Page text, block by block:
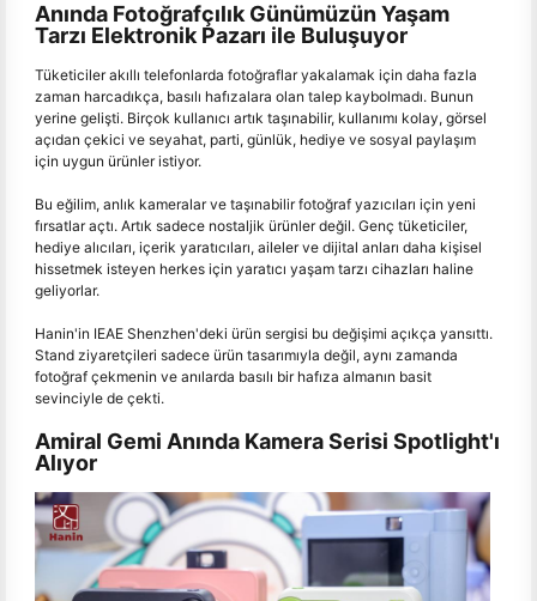
Anında Fotoğrafçılık Günümüzün Yaşam
Tarzı Elektronik Pazarı ile Buluşuyor
Tüketiciler akıllı telefonlarda fotoğraflar yakalamak için daha fazla
zaman harcadıkça, basılı hafızalara olan talep kaybolmadı. Bunun
yerine gelişti. Birçok kullanıcı artık taşınabilir, kullanımı kolay, görsel
açıdan çekici ve seyahat, parti, günlük, hediye ve sosyal paylaşım
için uygun ürünler istiyor.
Bu eğilim, anlık kameralar ve taşınabilir fotoğraf yazıcıları için yeni
fırsatlar açtı. Artık sadece nostaljik ürünler değil. Genç tüketiciler,
hediye alıcıları, içerik yaratıcıları, aileler ve dijital anları daha kişisel
hissetmek isteyen herkes için yaratıcı yaşam tarzı cihazları haline
geliyorlar.
Hanin'in IEAE Shenzhen'deki ürün sergisi bu değişimi açıkça yansıttı.
Stand ziyaretçileri sadece ürün tasarımıyla değil, aynı zamanda
fotoğraf çekmenin ve anılarda basılı bir hafıza almanın basit
sevinciyle de çekti.
Amiral Gemi Anında Kamera Serisi Spotlight'ı
Alıyor